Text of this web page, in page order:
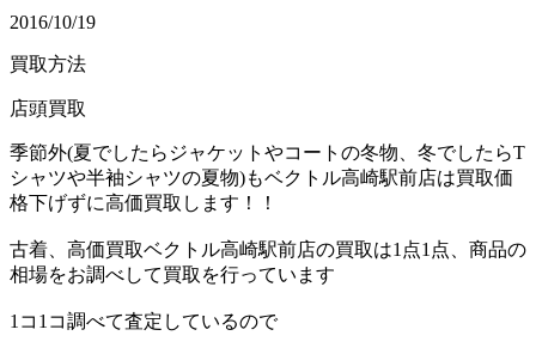
2016/10/19
買取方法
店頭買取
季節外(夏でしたらジャケットやコートの冬物、冬でしたらT
シャツや半袖シャツの夏物)もベクトル高崎駅前店は買取価
格下げずに高価買取します！！
古着、高価買取ベクトル高崎駅前店の買取は1点1点、商品の
相場をお調べして買取を行っています
1コ1コ調べて査定しているので